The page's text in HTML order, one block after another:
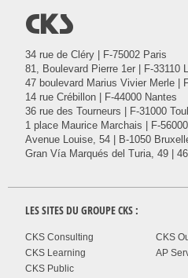
@
34 rue de Cléry | F-75002 Paris
81, Boulevard Pierre 1er | F-33110
47 boulevard Marius Vivier Merle |
14 rue Crébillon | F-44000 Nantes
36 rue des Tourneurs | F-31000
1 place Maurice Marchais | F-
Avenue Louise, 54 | B-1050
Gran Vía Marqués del Turia, 49 |
LES SITES DU GROUPECKS :
CKS Consulting
CKS Learning
CKS Public
CKS
AP